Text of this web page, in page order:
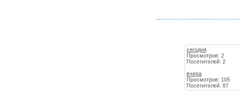
сегодня
Просмотров: 2
Посетителей: 2
вчера
Просмотров: 105
Посетителей: 87